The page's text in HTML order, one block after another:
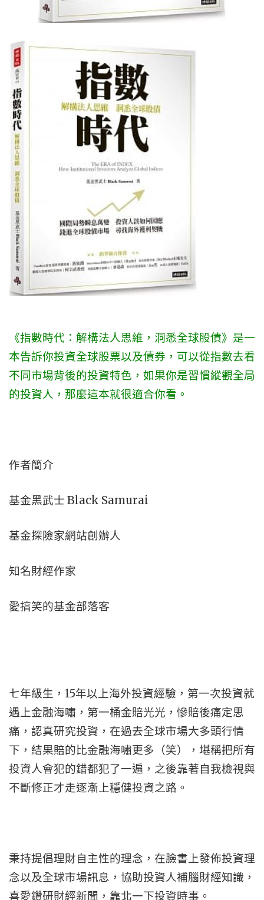
《指數時代：解構法人思維，洞悉全球股債》是一
本告訴你投資全球股票以及債券，可以從指數去看
不同市場背後的投資特色，如果你是習慣縱觀全局
的投資人，那麼這本就很適合你看。
作者簡介
基金黑武士 Black Samurai
基金探險家網站創辦人
知名財經作家
愛搞笑的基金部落客
七年級生，15年以上海外投資經驗，第一次投資就
遇上金融海嘯，第一桶金賠光光，慘賠後痛定思
痛，認真研究投資，在過去全球市場大多頭行情
下，結果賠的比金融海嘯更多（笑），堪稱把所有
投資人會犯的錯都犯了一遍，之後靠著自我檢視與
不斷修正才走逐漸上穩健投資之路。
秉持提倡理財自主性的理念，在臉書上發佈投資理
念以及全球市場訊息，協助投資人補腦財經知識，
喜愛鑽研財經新聞，靠北一下投資時事。